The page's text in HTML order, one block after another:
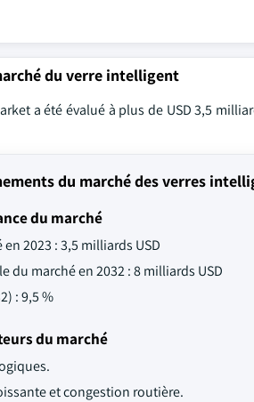
du verre intelligent
a été évalué à plus de USD 3,5
du marché des verres
du marché
2023 : 3,5 milliards USD
du marché en 2032 : 8 milliards USD
: 9,5 %
du marché
et congestion routière.